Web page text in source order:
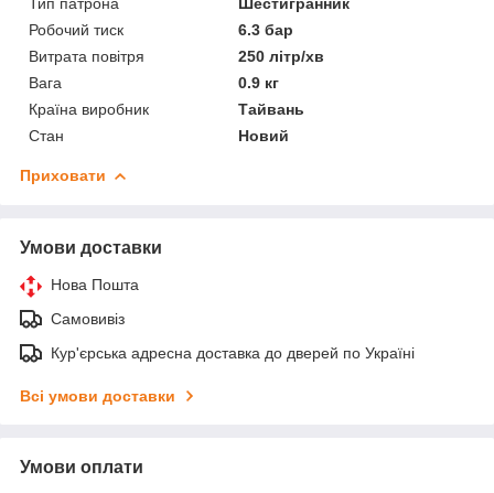
Робочий тиск
6.3 бар
Витрата повітря
250 літр/хв
Вага
0.9 кг
Країна виробник
Тайвань
Стан
Новий
Приховати
Умови доставки
Нова Пошта
Самовивіз
Кур'єрська адресна доставка до дверей по Україні
Всі умови доставки
Умови оплати